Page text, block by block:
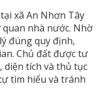
xã An Nhơn Tây
quan nhà nước. Nhờ
đúng quy định,
Chủ đất được tư
diện tích và thủ tục
tìm hiểu và tránh